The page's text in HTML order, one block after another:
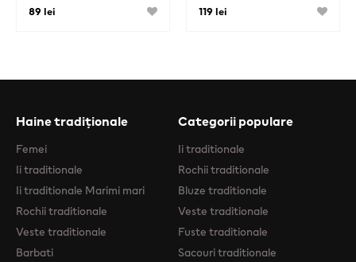
89 lei
119 lei
Haine tradiționale
Femei
Ii traditionale
Ii traditionale Marimi mari
Rochii traditionale
Veste traditionale
Barbati
Categorii populare
Ii traditionale
Rochii traditionale
Bluze traditionale
Veste traditionale
Fuste traditionale
Sacouri traditionale